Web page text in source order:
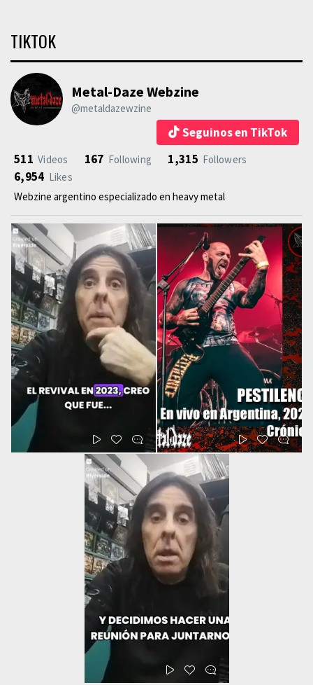
TIKTOK
Metal-Daze Webzine
@metaldazewzine
Seguinos en TikTok
511 Videos 167 Following 1,315 Followers
6,954 Likes
Webzine argentino especializado en heavy metal